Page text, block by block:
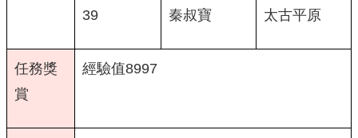
39 秦叔寶 太古平原
任務獎
賞
經驗值8997